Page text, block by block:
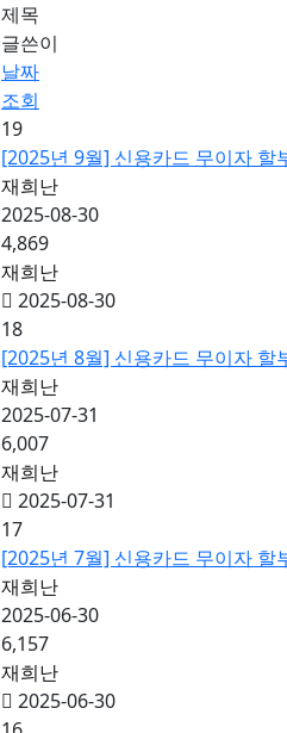
제목
글쓴이
날짜
조회
19
[2025년 9월] 신용카드 무이자 할
재희난
2025-08-30
4,869
재희난
2025-08-30
18
[2025년 8월] 신용카드 무이자 할
재희난
2025-07-31
6,007
재희난
2025-07-31
17
[2025년 7월] 신용카드 무이자 할
재희난
2025-06-30
6,157
재희난
2025-06-30